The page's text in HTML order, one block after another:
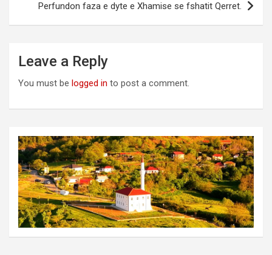
Perfundon faza e dyte e Xhamise se fshatit Qerret.
Leave a Reply
You must be logged in to post a comment.